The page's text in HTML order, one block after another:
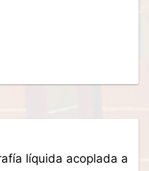
líquida acoplada a